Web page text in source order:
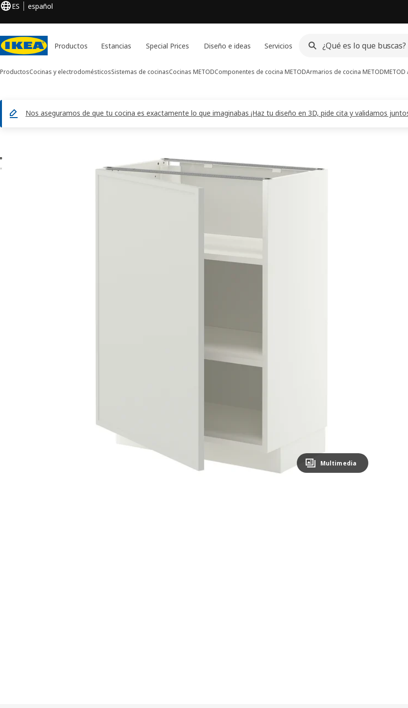
ES español
Productos Estancias Special Prices Diseño e ideas Servicios
ProductosCocinas y electrodomésticosSistemas de cocinasCocinas METODComponentes de cocina METODArmarios de cocina METODMETOD
Nos aseguramos de que tu cocina es exactamente lo que imaginabas ¡Haz tu diseño en 3D, pide cita y validamos
Imágenes de 2 METOD
imágenes
Multimedia